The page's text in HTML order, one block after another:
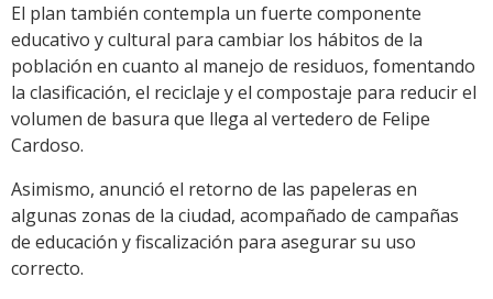
El plan también contempla un fuerte componente
educativo y cultural para cambiar los hábitos de la
población en cuanto al manejo de residuos, fomentando
la clasificación, el reciclaje y el compostaje para reducir el
volumen de basura que llega al vertedero de Felipe
Cardoso.
Asimismo, anunció el retorno de las papeleras en
algunas zonas de la ciudad, acompañado de campañas
de educación y fiscalización para asegurar su uso
correcto.